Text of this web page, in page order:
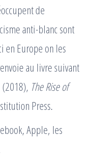
de
anti-blanc sont
en Europe on les
au livre suivant
(2018), The Rise of
Press.
Apple, les